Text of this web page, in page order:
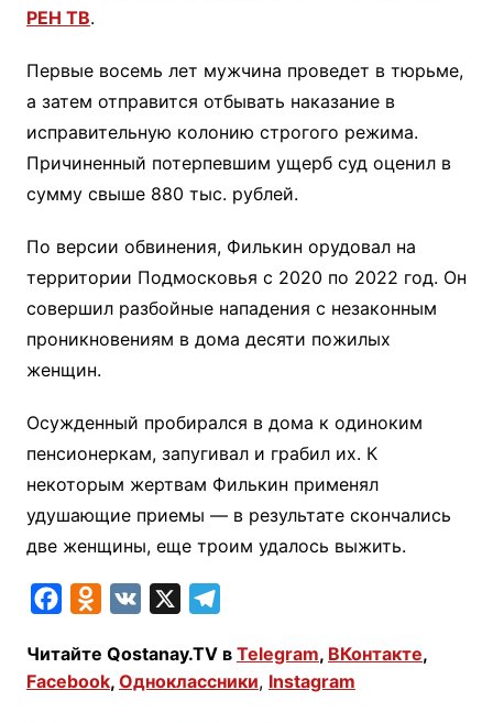
РЕН ТВ.
Первые восемь лет мужчина проведет в тюрьме,
а затем отправится отбывать наказание в
исправительную колонию строгого режима.
Причиненный потерпевшим ущерб суд оценил в
сумму свыше 880 тыс. рублей.
По версии обвинения, Филькин орудовал на
территории Подмосковья с 2020 по 2022 год. Он
совершил разбойные нападения с незаконным
проникновениям в дома десяти пожилых
женщин.
Осужденный пробирался в дома к одиноким
пенсионеркам, запугивал и грабил их. К
некоторым жертвам Филькин применял
удушающие приемы — в результате скончались
две женщины, еще троим удалось выжить.
c
e
n
o
l
e
Читайте Qostanay.TV в Telegram, ВКонтакте,
Facebook, Одноклассники, Instagram